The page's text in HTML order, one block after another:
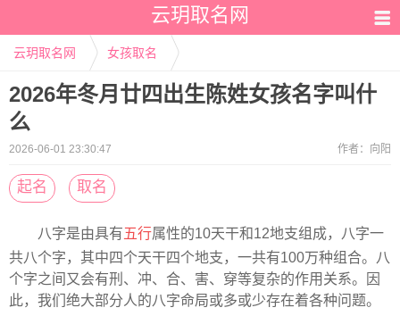
云玥取名网
云玥取名网 女孩取名
2026年冬月廿四出生陈姓女孩名字叫什
么
2026-06-01 23:30:47 作者： 向阳
起名 取名
八字是由具有五行属性的10天干和12地支组成，八字一
共八个字，其中四个天干四个地支，一共有100万种组合。八
个字之间又会有刑、冲、合、害、穿等复杂的作用关系。因
此，我们绝大部分人的八字命局或多或少存在着各种问题。